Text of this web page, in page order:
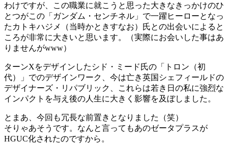
わけですが、この職業に就こうと思った大きなきっかけのひ
とつがこの「ガンダム・センチネル」で一躍ヒーローとなっ
たカトキハジメ（当時かときすなお）氏との出会いによると
ころが非常に大きいと思います。（実際にお会いした事はあ
りませんがwww）
ターンXをデザインしたシド・ミード氏の「トロン（初
代）」でのデザインワーク、今は亡き英国シェフィールドの
デザイナーズ・リパブリック、これらは若き日の私に強烈な
インパクトを与え後の人生に大きく影響を及ぼしました。
とまあ、今回も冗長な前置きとなりました（笑）
そりゃあそうです。なんと言ってもあのゼータプラスが
HGUC化されたのですから。